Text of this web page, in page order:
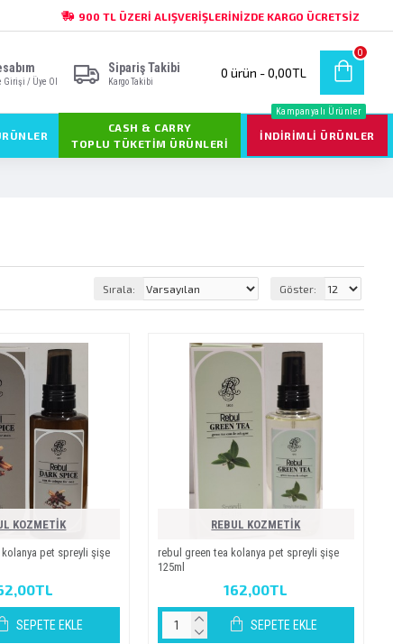
900 TL ÜZERI ALIŞVERIŞLERINIZDE KARGO ÜCRETSIZ
Girişi / Üye Ol
Sipariş Takibi
Kargo Takibi
0 ürün - 0,00TL
0
CASH & CARRY
TOPLU TÜKETIM ÜRÜNLERI
İNDIRIMLI ÜRÜNLER
Kampanyalı Ürünler
Sırala: Göster:
KOZMETİK
pet spreyli̇ şi̇şe
SEPETE EKLE
REBUL KOZMETİK
rebul green tea kolanya pet spreyli̇ şi̇şe
125ml
162,00TL
SEPETE EKLE